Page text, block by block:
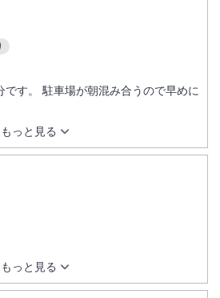
もっと見る
です。 駐車場が朝混み合うので早めに
もっと見る